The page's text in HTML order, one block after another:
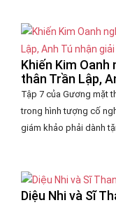
Khiến Kim
thân Trần Lập,
Tập 7 của Gương mặt
trong hình tượng cố
giám khảo phải dành
Diệu Nhi và Sĩ